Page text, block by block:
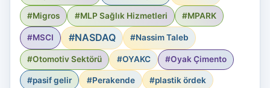
#Migros #MLP Sağlık Hizmetleri #MPARK
#MSCI #NASDAQ #Nassim Taleb
#Otomotiv Sektörü #OYAKC #Oyak Çimento
#pasif gelir #Perakende #plastik ördek